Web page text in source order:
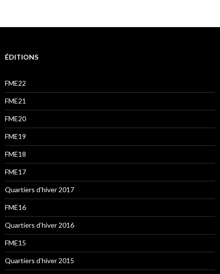
articles
ÉDITIONS
FME22
FME21
FME20
FME19
FME18
FME17
Quartiers d’hiver 2017
FME16
Quartiers d’hiver 2016
FME15
Quartiers d’hiver 2015